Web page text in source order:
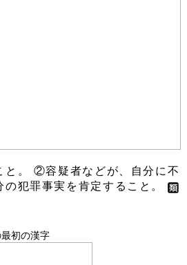
。 ②容疑者などが、自分に不
の犯罪事実を肯定すること。
初の漢字